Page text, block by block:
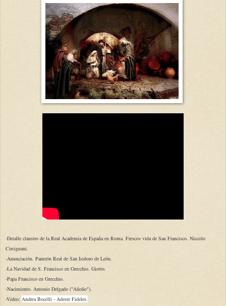
-Detalle claustro de la Real Academia de España en Roma. Frescos vida de San Francisco. Niccolo
Circignani.
-Anunciación. Panteón Real de San Isidoro de León.
-La Navidad de S. Francisco en Grecchio. Giotto.
-Papa Francisco en Grecchio.
-Nacimiento. Antonio Delgado ("Añoño").
-Video: Andrea Bocelli - Adeste Fideles.